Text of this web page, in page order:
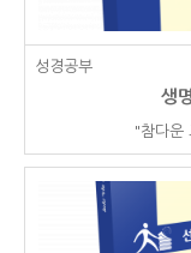
성경공부
생
​"참다운